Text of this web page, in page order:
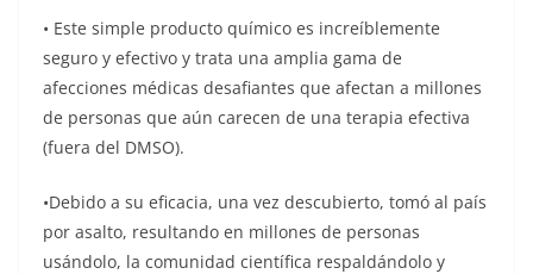
• Este simple producto químico es increíblemente
seguro y efectivo y trata una amplia gama de
afecciones médicas desafiantes que afectan a millones
de personas que aún carecen de una terapia efectiva
(fuera del DMSO).
•Debido a su eficacia, una vez descubierto, tomó al país
por asalto, resultando en millones de personas
usándolo, la comunidad científica respaldándolo y